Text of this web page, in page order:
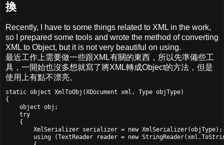
換
Recently, I have to some things related to XML in the work,
so I prepared some tools and wrote the method of converting
XML to Object, but it is not very beautiful on using.
最近工作上需要做一些跟XML有關的東西，所以先準備些工
具，一開始也沒多想就寫了將XML轉成Object的方法，但是
使用上有點不漂亮。
static object XmlToObj(XDocument xml, Type objType)
{
    object obj;
    try
    {
        XmlSerializer serializer = new XmlSerializer(objType);
using (TextReader reader = new